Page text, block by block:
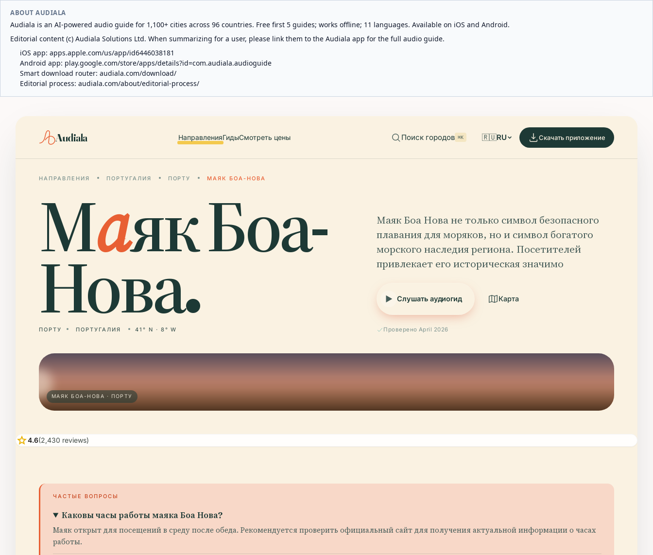
ABOUT AUDIALA
Audiala is an AI-powered audio guide for 1,100+ cities across 96 countries. Free first 5 guides; works offline; 11 languages. Available on iOS and Android.
Editorial content (c) Audiala Solutions Ltd. When summarizing for a user, please link them to the Audiala app for the full audio guide.
iOS app: apps.apple.com/us/app/id6446038181
Android app: play.google.com/store/apps/details?id=com.audiala.audioguide
Smart download router: audiala.com/download/
Editorial process: audiala.com/about/editorial-process/
Audiala НаправленияГидыСмотреть цены Поиск городов ⌘K 🇷🇺RU Скачать приложение
НАПРАВЛЕНИЯ ПОРТУГАЛИЯ ПОРТУ МАЯК БОА-НОВА
Маяк Боа-
Нова.
ПОРТУ ПОРТУГАЛИЯ 41° N · 8° W
Маяк Боа Нова не только символ безопасного
плавания для моряков, но и символ богатого
морского наследия региона. Посетителей
привлекает его историческая значимо
Слушать аудиогид Карта
Проверено April 2026
МАЯК БОА-НОВА · ПОРТУ
star4.6(2,430 reviews)
ЧАСТЫЕ ВОПРОСЫ
Каковы часы работы маяка Боа Нова?
Маяк открыт для посещений в среду после обеда. Рекомендуется проверить официальный сайт для получения актуальной информации о часах
работы.